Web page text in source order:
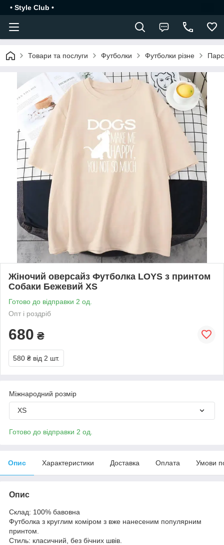
• Style Club •
Товари та послуги Футболки Футболки різне
Жіночий оверсайз Футболка LOYS з принтом
Собаки Бежевий XS
Готово до відправки 2 од.
Опт і роздріб
680 ₴
580 ₴ від 2 шт.
Міжнародний розмір
XS
Готово до відправки 2 од.
Опис Характеристики Доставка Оплата Умови
Опис
Склад: 100% бавовна
Футболка з круглим коміром з вже нанесеним популярним
принтом.
Стиль: класичний, без бічних швів.